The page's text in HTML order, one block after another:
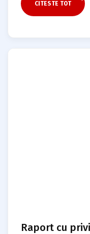
CITESTE TOT
Raport cu